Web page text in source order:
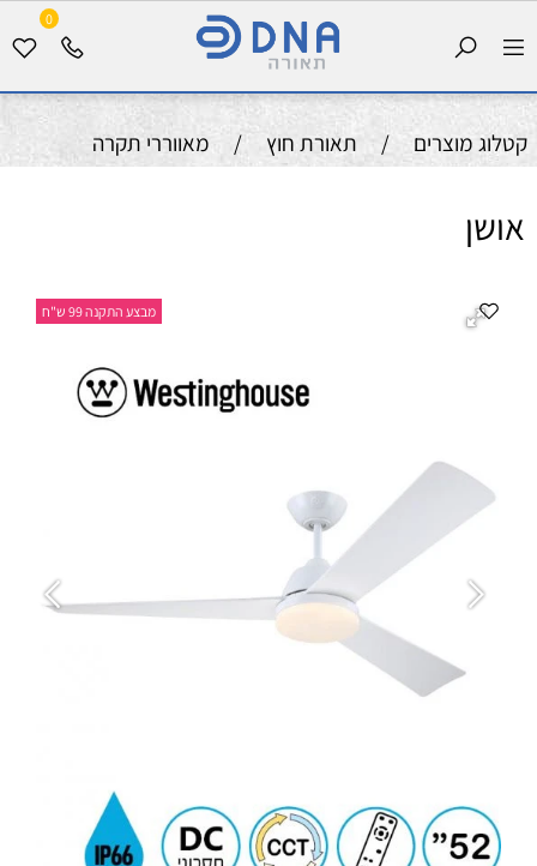
0
קטלוג מוצרים / תאורת חוץ / מאווררי תקרה
אושן
מבצע התקנה 99 ש"ח